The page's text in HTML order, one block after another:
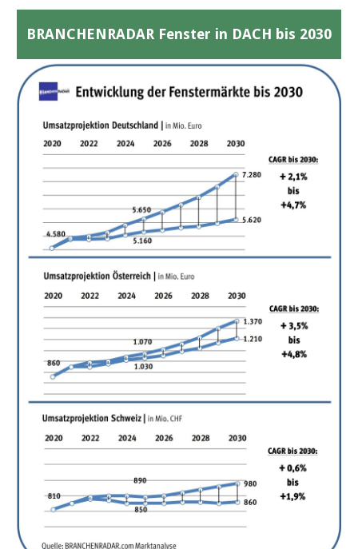
BRANCHENRADAR Fenster in DACH bis 2030